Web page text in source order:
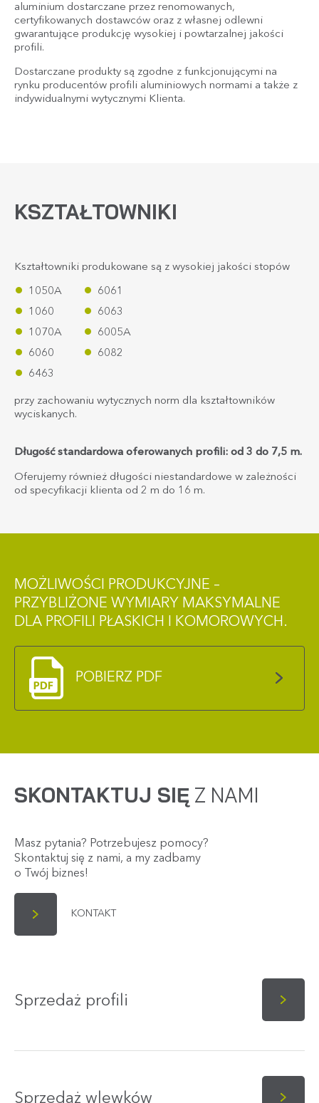
aluminium dostarczane przez renomowanych,
certyfikowanych dostawców oraz z własnej odlewni
gwarantujące produkcję wysokiej i powtarzalnej jakości
profili.
Dostarczane produkty są zgodne z funkcjonującymi na
rynku producentów profili aluminiowych normami a także z
indywidualnymi wytycznymi Klienta.
KSZTAŁTOWNIKI
Kształtowniki produkowane są z wysokiej jakości stopów
1050A
1060
1070A
6060
6463
6061
6063
6005A
6082
przy zachowaniu wytycznych norm dla kształtowników
wyciskanych.
Długość standardowa oferowanych profili: od 3 do 7,5 m.
Oferujemy również długości niestandardowe w zależności
od specyfikacji klienta od 2 m do 16 m.
MOŻLIWOŚCI PRODUKCYJNE –
PRZYBLIŻONE WYMIARY MAKSYMALNE
DLA PROFILI PŁASKICH I KOMOROWYCH.
POBIERZ PDF
SKONTAKTUJ SIĘ Z NAMI
Masz pytania? Potrzebujesz pomocy?
Skontaktuj się z nami, a my zadbamy
o Twój biznes!
KONTAKT
Sprzedaż profili
Sprzedaż wlewków